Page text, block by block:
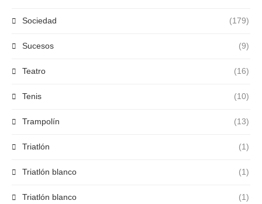
Sociedad (179)
Sucesos (9)
Teatro (16)
Tenis (10)
Trampolín (13)
Triatlón (1)
Triatlón blanco (1)
Triatlón blanco (1)